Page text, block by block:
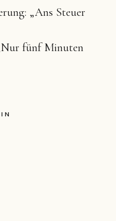
„Ans Steuer
fünf Minuten